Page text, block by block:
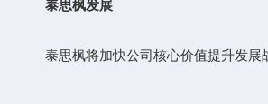
泰思枫发展
泰思枫将加快公司核心价值提升发展